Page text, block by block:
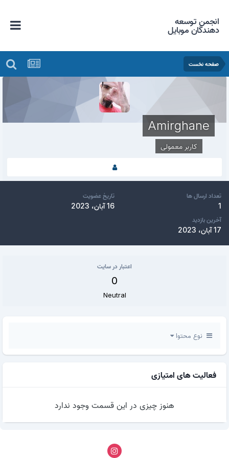
انجمن توسعه
دهندگان موبایل
صفحه نخست
Amirghane
کاربر معمولی
تعداد ارسال ها تاریخ عضویت
16 آبان، 2023
آخرین بازدید
17 آبان، 2023
اعتبار در سایت
0
Neutral
نوع محتوا
فعالیت های امتیازی
هنوز چیزی در این قسمت وجود ندارد